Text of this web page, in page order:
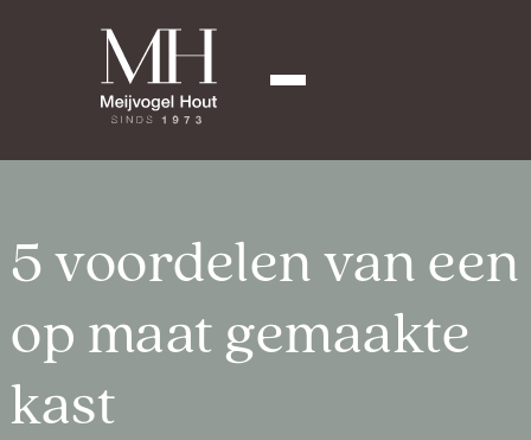
5 voordelen van een
op maat gemaakte
kast